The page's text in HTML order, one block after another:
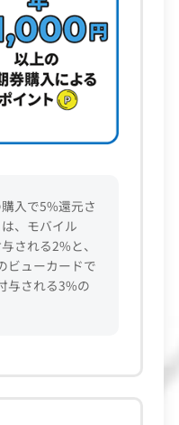
入で5%還元さ
、モバイル
される2%と、
ビューカードで
与される3%の